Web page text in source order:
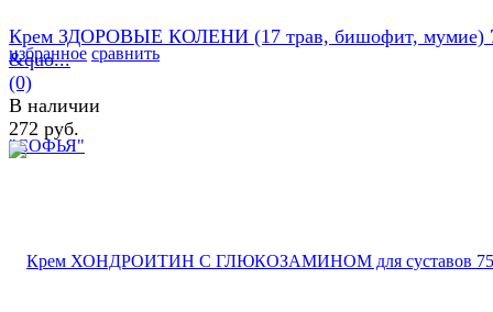
избранное сравнить
Крем ЗДОРОВЫЕ КОЛЕНИ (17 трав, бишофит, мумие)
&quo...
(0)
В наличии
272 руб.